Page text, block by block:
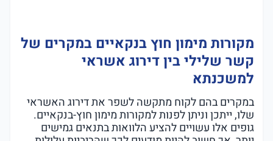
מקורות מימון חוץ בנקאיים במקרים של
קשר שלילי בין דירוג אשראי
למשכנתא
במקרים בהם לקוח מתקשה לשפר את דירוג האשראי
שלו, ייתכן וניתן לפנות למקורות מימון חוץ-בנקאיים.
גופים אלו עשויים להציע הלוואות בתנאים גמישים